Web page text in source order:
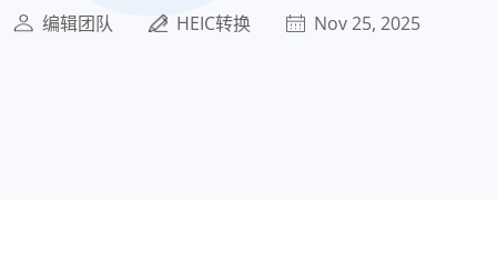
编辑团队 HEIC转换 Nov 25, 2025